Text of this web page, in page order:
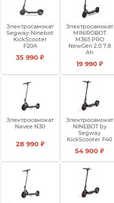
Электросамокат
Segway-Ninebot
KickScooter
F20A
35 990 ₽
Электросамокат
MINIROBOT
M365 PRO
NewGen 2.0 7.8
Ah
19 990 ₽
Электросамокат
Navee N30
28 990 ₽
Электросамокат
NINEBOT by
Segway
KickScooter F40
54 900 ₽